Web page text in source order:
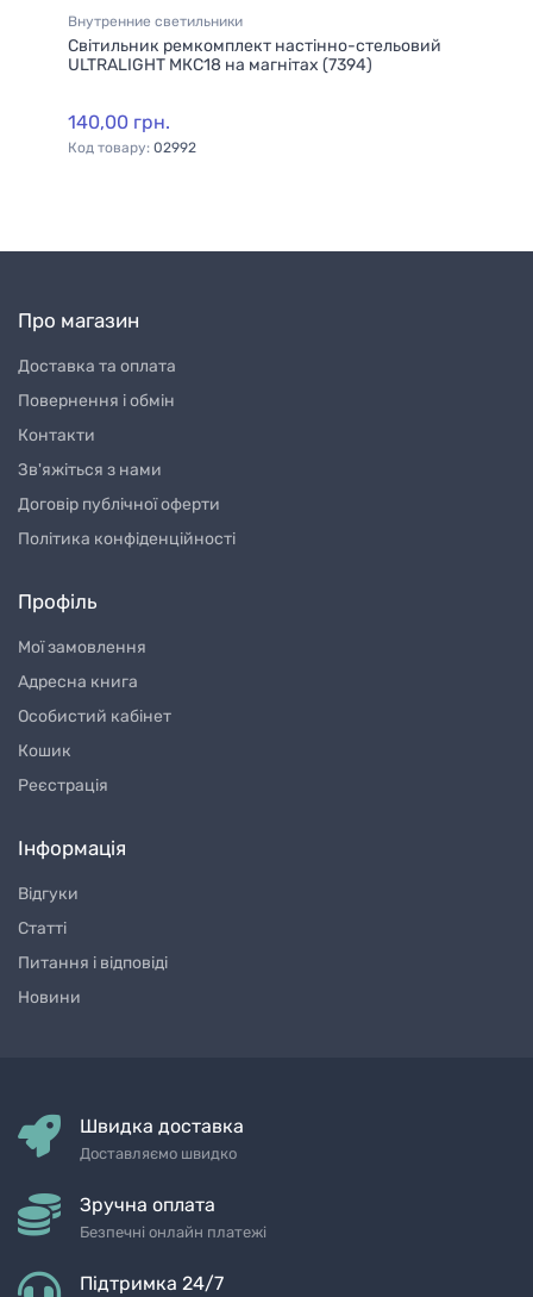
Внутренние светильники
Світильник ремкомплект настінно-стельовий
ULTRALIGHT МКС18 на магнітах (7394)
140,00 грн.
Код товару: 02992
Про магазин
Доставка та оплата
Повернення і обмін
Контакти
Зв'яжіться з нами
Договір публічної оферти
Політика конфіденційності
Профіль
Мої замовлення
Адресна книга
Особистий кабінет
Кошик
Реєстрація
Інформація
Відгуки
Статті
Питання і відповіді
Новини
Швидка доставка
Доставляємо швидко
Зручна оплата
Безпечні онлайн платежі
Підтримка 24/7